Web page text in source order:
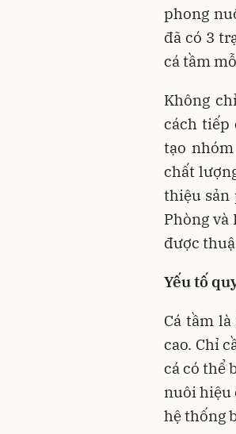
phong
đã có 3
cá tầm
Không
cách tiếp
tạo
chất
thiệu sản
Phòng
được
Yếu tố
Cá tầm
cao. Chỉ
cá có thể
nuôi hiệu
hệ thống